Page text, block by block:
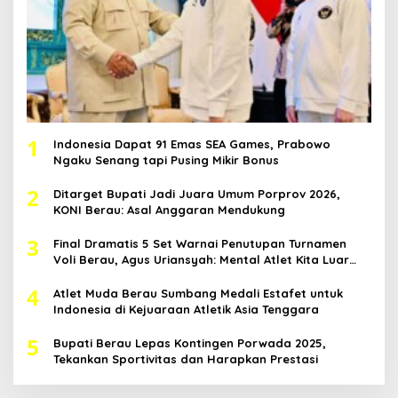
1
Indonesia Dapat 91 Emas SEA Games, Prabowo
Ngaku Senang tapi Pusing Mikir Bonus
2
Ditarget Bupati Jadi Juara Umum Porprov 2026,
KONI Berau: Asal Anggaran Mendukung
3
Final Dramatis 5 Set Warnai Penutupan Turnamen
Voli Berau, Agus Uriansyah: Mental Atlet Kita Luar
4
Atlet Muda Berau Sumbang Medali Estafet untuk
Indonesia di Kejuaraan Atletik Asia Tenggara
5
Bupati Berau Lepas Kontingen Porwada 2025,
Tekankan Sportivitas dan Harapkan Prestasi